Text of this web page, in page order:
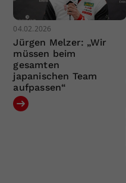
04.02.2026
Jürgen Melzer: „Wir
müssen beim
gesamten
japanischen Team
aufpassen“